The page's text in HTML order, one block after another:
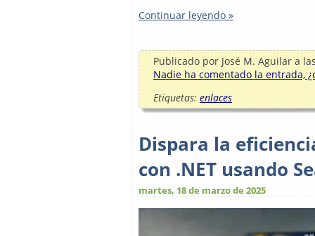
Continuar leyendo »
Publicado por José M. Aguilar a
Nadie ha comentado la entrada,
Etiquetas: enlaces
Dispara la
con .NET usando
martes, 18 de marzo de 2025